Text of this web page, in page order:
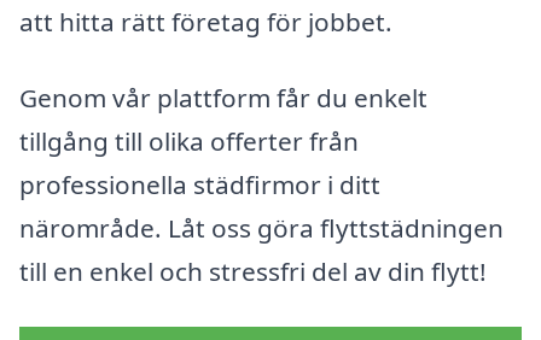
att hitta rätt företag för jobbet.
Genom vår plattform får du enkelt
tillgång till olika offerter från
professionella städfirmor i ditt
närområde. Låt oss göra flyttstädningen
till en enkel och stressfri del av din flytt!